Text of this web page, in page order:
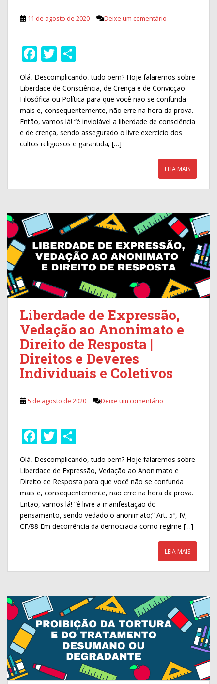
11 de agosto de 2020 Deixe um comentário
F
ac
e
b
o
o
k
T
w
itt
er
h
ar
e
Olá, Descomplicando, tudo bem? Hoje falaremos sobre
Liberdade de Consciência, de Crença e de Convicção
Filosófica ou Política para que você não se confunda
mais e, consequentemente, não erre na hora da prova.
Então, vamos lá! “é inviolável a liberdade de consciência
e de crença, sendo assegurado o livre exercício dos
cultos religiosos e garantida, […]
LEIA MAIS
Liberdade de Expressão,
Vedação ao Anonimato e
Direito de Resposta |
Direitos e Deveres
Individuais e Coletivos
5 de agosto de 2020 Deixe um comentário
F
ac
e
b
o
o
k
T
w
itt
er
h
ar
e
Olá, Descomplicando, tudo bem? Hoje falaremos sobre
Liberdade de Expressão, Vedação ao Anonimato e
Direito de Resposta para que você não se confunda
mais e, consequentemente, não erre na hora da prova.
Então, vamos lá! “é livre a manifestação do
pensamento, sendo vedado o anonimato;” Art. 5º, IV,
CF/88 Em decorrência da democracia como regime […]
LEIA MAIS